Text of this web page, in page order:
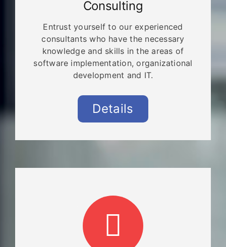
Consulting
Entrust yourself to our experienced
consultants who have the necessary
knowledge and skills in the areas of
software implementation, organizational
development and IT.
Details